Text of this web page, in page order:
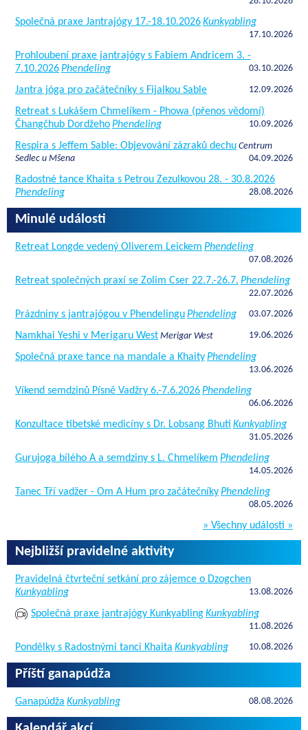
Společná praxe Jantrajógy 17.-18.10.2026Kunkyabling
17.10.2026
Prohloubení praxe jantrajógy s Fabiem Andricem 3. -
7.10.2026Phendeling 03.10.2026
Jantra jóga pro začátečníky s Fijalkou Sable 12.09.2026
Retreat s Lukášem Chmelíkem - Phowa (přenos vědomí)
Čhangčhub DordžehoPhendeling 10.09.2026
Respira s Jeffem Sable: Objevování zázraků dechu Centrum
Sedlec u Mšena
04.09.2026
Radostné tance Khaita s Petrou Zezulkovou 28. - 30.8.2026
Phendeling
28.08.2026
Minulé události
Retreat Longde vedený Oliverem Leickem Phendeling
07.08.2026
Retreat společných praxí se Zolim Cser 22.7.-26.7. Phendeling
22.07.2026
Prázdniny s jantrajógou v PhendelinguPhendeling 03.07.2026
Namkhai Yeshi v Merigaru West Merigar West 19.06.2026
Společná praxe tance na mandale a KhaityPhendeling
13.06.2026
Víkend semdzinů Písně Vadžry 6.-7.6.2026Phendeling
06.06.2026
Konzultace tibetské medicíny s Dr. Lobsang Bhuti Kunkyabling
31.05.2026
Gurujoga bílého A a semdziny s L. Chmelíkem Phendeling
14.05.2026
Tanec Tří vadžer - Om A Hum pro začátečníkyPhendeling
08.05.2026
» Všechny události »
Nejbližší pravidelné aktivity
Pravidelná čtvrteční setkání pro zájemce o Dzogchen
Kunkyabling
13.08.2026
Společná praxe jantrajógy KunkyablingKunkyabling
11.08.2026
Pondělky s Radostnými tanci Khaita Kunkyabling 10.08.2026
Příští ganapúdža
Ganapúdža Kunkyabling 08.08.2026